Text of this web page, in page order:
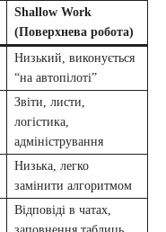
Shallow Work
(Поверхнева робота)
Низький, виконується
“на автопілоті”
Звіти, листи,
логістика,
адміністрування
Низька, легко
замінити алгоритмом
Відповіді в чатах,